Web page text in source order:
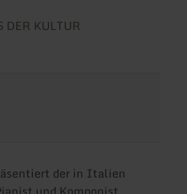
KULTUR
der in Italien